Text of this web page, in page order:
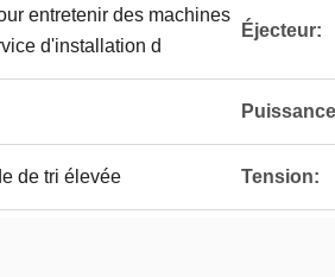
entretenir des machines
d'installation d
Éjecteur:
de tri élevée Tension: